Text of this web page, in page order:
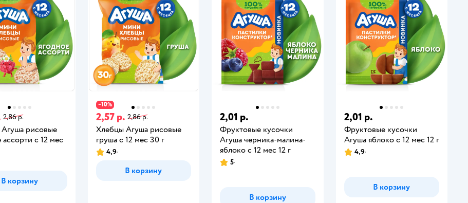
2,86 р.
рисовые
ассорти с 12 мес
В корзину
−10%
2,57 р. 2,86 р.
Хлебцы Агуша рисовые
груша с 12 мес 30 г
4,9
В корзину
2,01 р.
Фруктовые кусочки
Агуша черника-малина-
яблоко с 12 мес 12 г
5
В корзину
2,01 р.
Фруктовые кусочки
Агуша яблоко с 12 мес 12 г
4,9
В корзину